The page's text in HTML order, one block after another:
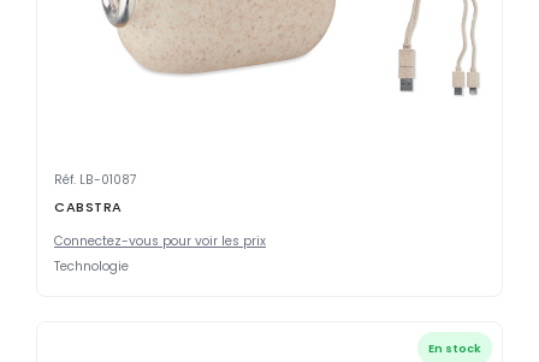
Réf. LB-01087
CABSTRA
Connectez-vous pour voir les prix
Technologie
En stock